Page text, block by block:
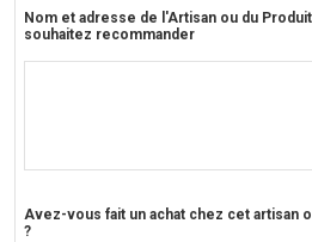
Nom et adresse de l'Artisan ou du
souhaitez recommander
Avez-vous fait un achat chez cet artisan
?